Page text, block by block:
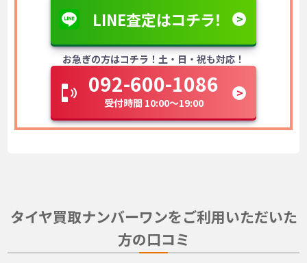
LINE査定はコチラ！
お急ぎの方はコチラ！土・日・祝も対応！
092-600-1086
受付時間 10:00～19:00
タイヤ買取ナンバーワンをご利用いただいた
方の口コミ